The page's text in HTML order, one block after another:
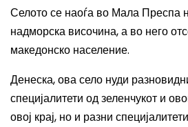
Селото се наоѓа во Мала Преспа
надморска височина, а во него
македонско население.
Денеска, ова село нуди
специјалитети од зеленчукот и
овој крај, но и разни